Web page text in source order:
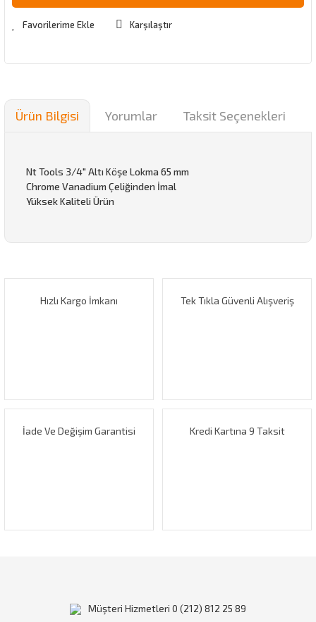
Karşılaştır
Ürün Bilgisi Yorumlar Taksit Seçenekleri
Nt Tools 3/4" Altı Köşe Lokma 65 mm
Chrome Vanadium Çeliğinden İmal
Yüksek Kaliteli Ürün
Görüş ve önerileriniz için teşekkür ederiz.
Hızlı Kargo İmkanı Tek Tıkla Güvenli Alışveriş
İade Ve Değişim Garantisi Kredi Kartına 9 Taksit
Müşteri Hizmetleri 0 (212) 812 25 89